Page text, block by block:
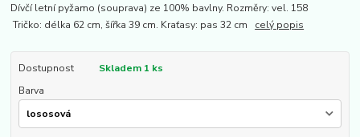
Dívčí letní pyžamo (souprava) ze 100% bavlny. Rozměry: vel. 158
Tričko: délka 62 cm, šířka 39 cm. Kraťasy: pas 32 cm celý popis
Dostupnost
Skladem 1 ks
Barva